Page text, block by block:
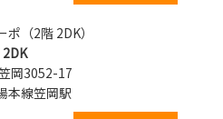
ポ（2階 2DK）
2DK
岡3052-17
本線笠岡駅